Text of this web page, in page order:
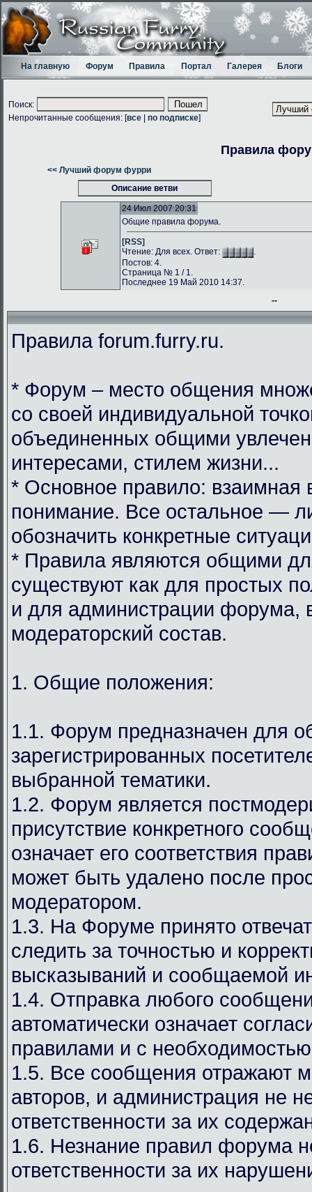
На главную Форум Правила Портал Галерея Блоги
Поиск:
Непрочитанные сообщения: [все по подписке]
Правила
<< Лучший форум фурри
Описание ветви
24 Июл 2007 20:31
Общие правила форума.
[RSS]
Чтение: Для всех. Ответ:
.
Постов: 4.
Страница № 1 / 1.
Последнее 19 Май 2010 14:37.
--
Правила forum.furry.ru.
* Форум – место общения
со своей индивидуальной
объединенных общими
интересами, стилем жизни...
* Основное правило: взаимная
понимание. Все остальное —
обозначить конкретные
* Правила являются общими
существуют как для простых
и для администрации форума,
модераторский состав.
1. Общие положения:
1.1. Форум предназначен для
зарегистрированных
выбранной тематики.
1.2. Форум является
присутствие конкретного
означает его соответствия
может быть удалено после
модератором.
1.3. На Форуме принято
следить за точностью и
высказываний и сообщаемой
1.4. Отправка любого
автоматически означает
правилами и с
1.5. Все сообщения отражают
авторов, и администрация не
ответственности за их
1.6. Незнание правил форума
ответственности за их